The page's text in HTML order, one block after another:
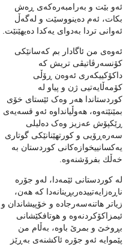
ئەو بێت و بەرامبەرەکەی ڕەش
بکات، ئەم دەینووسێت و لەگەڵ
ئەوانی تردا بەدوای یەکدا دەیهێنێت.
ئەوەی من ئاگادار بم کەسانێکی
کۆنسەرڤاتیڤی تریش کە
داکۆکییکەری ئەوەن ڕۆڵی
کۆمەڵایەتیی ژن و پیاو لە
کوردستاندا هەر وەک ئێستای خۆی
بمێنێتەوە، هەوڵیانداوە ئەو قسەیەی
ڕێکپۆش عەزیز وەک دەلیلی
سەرەڕۆیی و کورتهێنانێکی گوتاری
یەکسانییخوازەکانی کوردستان بە
خەڵك بفرۆشنەوە.
لە کوردستانی ئێمەدا، لەو جۆرە
ناڕەزایەتییدەربڕینانەدا کە هەن،
زیاتر هاتنەسەرجادە و خۆپیشاندان و
ئیمزاکۆکردنەوە و هوتافکێشانی
بڕوخێ و بمرێ باوە، بەڵام من
پێموایە ئەو جۆرە ئاکشنەی بەڕێز